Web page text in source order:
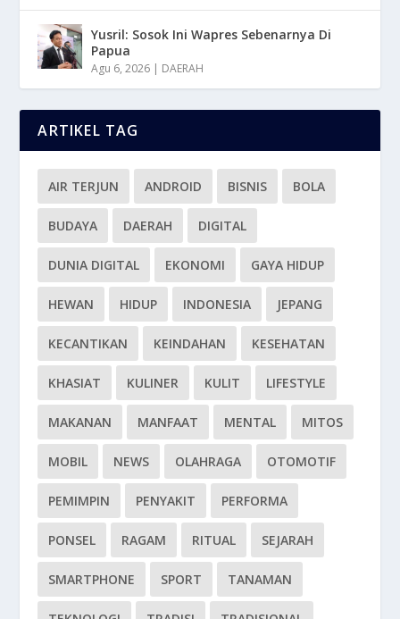
Yusril: Sosok Ini Wapres Sebenarnya Di
Papua
Agu 6, 2026 | DAERAH
ARTIKEL TAG
AIR TERJUN ANDROID BISNIS BOLA
BUDAYA DAERAH DIGITAL
DUNIA DIGITAL EKONOMI GAYA HIDUP
HEWAN HIDUP INDONESIA JEPANG
KECANTIKAN KEINDAHAN KESEHATAN
KHASIAT KULINER KULIT LIFESTYLE
MAKANAN MANFAAT MENTAL MITOS
MOBIL NEWS OLAHRAGA OTOMOTIF
PEMIMPIN PENYAKIT PERFORMA
PONSEL RAGAM RITUAL SEJARAH
SMARTPHONE SPORT TANAMAN